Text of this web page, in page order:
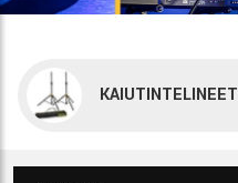
KAIUTINTELINEET